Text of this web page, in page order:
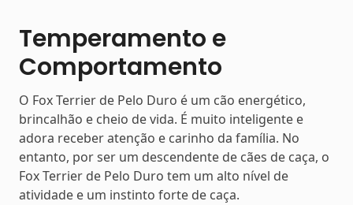
Temperamento e
Comportamento
O Fox Terrier de Pelo Duro é um cão energético,
brincalhão e cheio de vida. É muito inteligente e
adora receber atenção e carinho da família. No
entanto, por ser um descendente de cães de caça, o
Fox Terrier de Pelo Duro tem um alto nível de
atividade e um instinto forte de caça.